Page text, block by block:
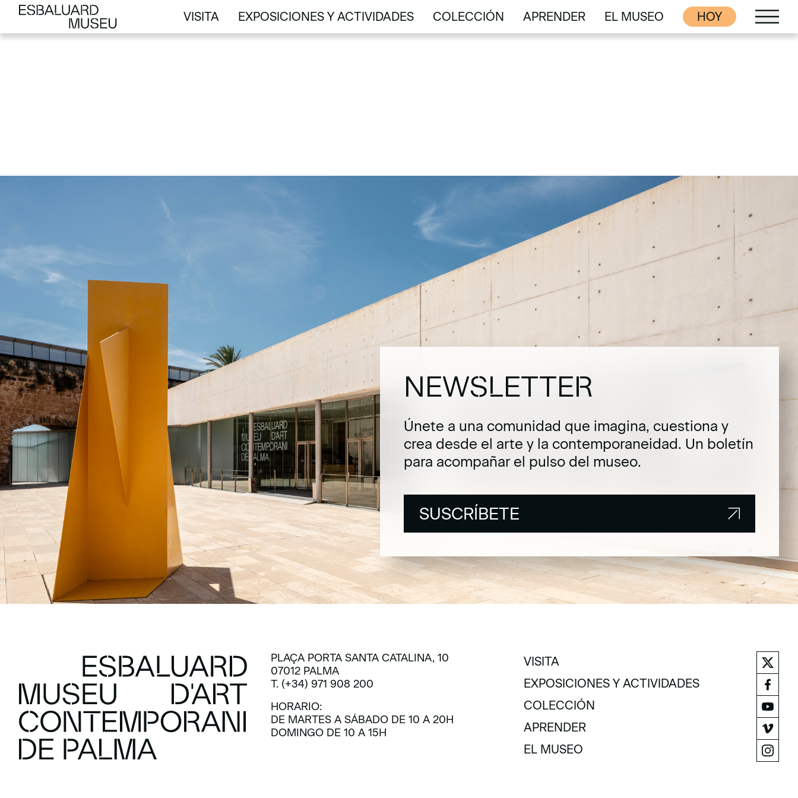
VISITA
VISITA
EXPOSICIONES Y ACTIVIDADES
EXPOSICIONES Y ACTIVIDADES
COLECCIÓN
COLECCIÓN
APRENDER
APRENDER
EL MUSEO
EL MUSEO
HOY
NEWSLETTER
Únete a una comunidad que imagina, cuestiona y
crea desde el arte y la contemporaneidad. Un boletín
para acompañar el pulso del museo.
SUSCRÍBETE
PLAÇA PORTA SANTA CATALINA, 10
07012 PALMA
T. (+34) 971 908 200
HORARIO:
DE MARTES A SÁBADO DE 10 A 20H
DOMINGO DE 10 A 15H
VISITA
VISITA
EXPOSICIONES Y ACTIVIDADES
EXPOSICIONES Y ACTIVIDADES
COLECCIÓN
COLECCIÓN
APRENDER
APRENDER
EL MUSEO